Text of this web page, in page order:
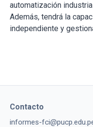
automatización
Además, tendrá la
independiente y
Contacto
informes-